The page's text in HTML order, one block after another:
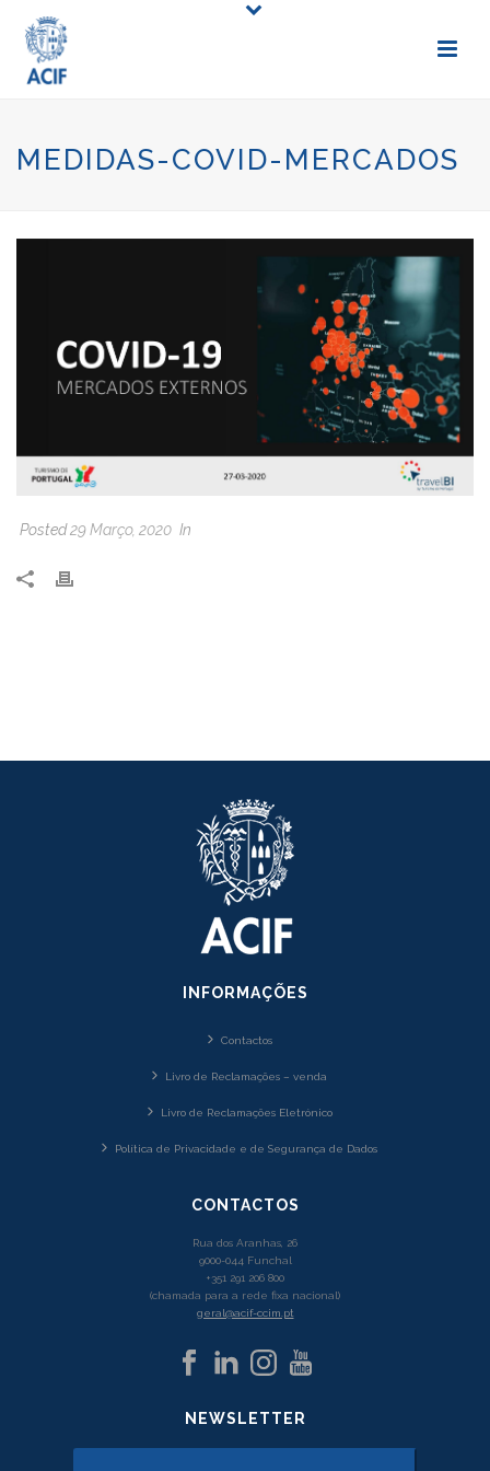
MEDIDAS-COVID-MERCADOS
Posted29 Março, 2020 In
INFORMAÇÕES
Contactos
Livro de Reclamações – venda
Livro de Reclamações Eletrónico
Política de Privacidade e de Segurança de Dados
CONTACTOS
Rua dos Aranhas, 26
9000-044 Funchal
+351 291 206 800
(chamada para a rede fixa nacional)
geral@acif-ccim.pt
NEWSLETTER